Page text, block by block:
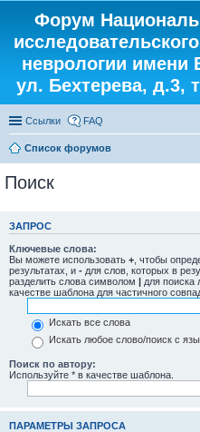
Форум
неврологии имени
ул. Бехтерева, д.3,
Ссылки FAQ
Список форумов
Поиск
ЗАПРОС
Ключевые слова:
Вы можете использовать + , чтобы
результатах, и - для слов, которых в
разделить слова символом | для поиска
качестве шаблона для частичного
Искать все слова
Искать любое слово/поиск с
Поиск по автору:
Используйте * в качестве шаблона.
ПАРАМЕТРЫ ЗАПРОСА